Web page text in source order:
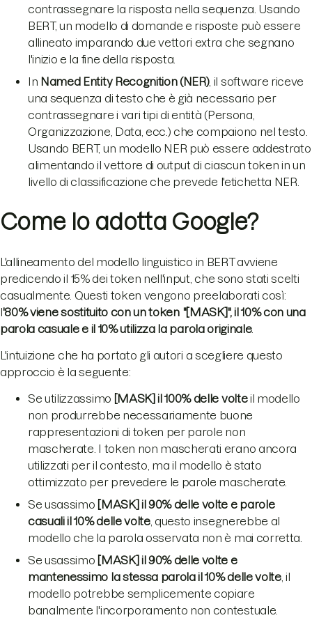
contrassegnare la risposta nella sequenza. Usando
BERT, un modello di domande e risposte può essere
allineato imparando due vettori extra che segnano
l'inizio e la fine della risposta.
In Named Entity Recognition (NER), il software riceve
una sequenza di testo che è già necessario per
contrassegnare i vari tipi di entità (Persona,
Organizzazione, Data, ecc.) che compaiono nel testo.
Usando BERT, un modello NER può essere addestrato
alimentando il vettore di output di ciascun token in un
livello di classificazione che prevede l'etichetta NER.
Come lo adotta Google?
L'allineamento del modello linguistico in BERT avviene
predicendo il 15% dei token nell'input, che sono stati scelti
casualmente. Questi token vengono preelaborati così:
'80% viene sostituito con un token "[MASK]", il 10% con una
parola casuale e il 10% utilizza la parola originale.
L'intuizione che ha portato gli autori a scegliere questo
approccio è la seguente:
Se utilizzassimo [MASK] il 100% delle volteil modello
non produrrebbe necessariamente buone
rappresentazioni di token per parole non
mascherate. I token non mascherati erano ancora
utilizzati per il contesto, ma il modello è stato
ottimizzato per prevedere le parole mascherate.
Se usassimo
[MASK] il 90% delle volte e parole
casuali il 10% delle volte, questo insegnerebbe al
modello che la parola osservata non è mai corretta.
Se usassimo
[MASK] il 90% delle volte e
mantenessimo la stessa parola il 10% delle volte, il
modello potrebbe semplicemente copiare
banalmente l'incorporamento non contestuale.